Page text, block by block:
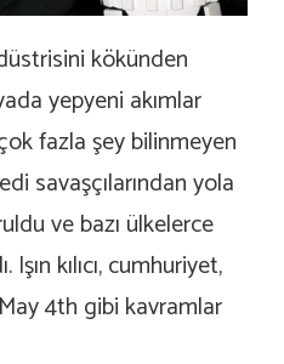
kökünden
yepyeni akımlar
fazla şey bilinmeyen
savaşçılarından yola
ve bazı ülkelerce
kılıcı, cumhuriyet,
4th gibi kavramlar